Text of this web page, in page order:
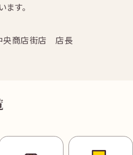
す。
央商店街店 店長